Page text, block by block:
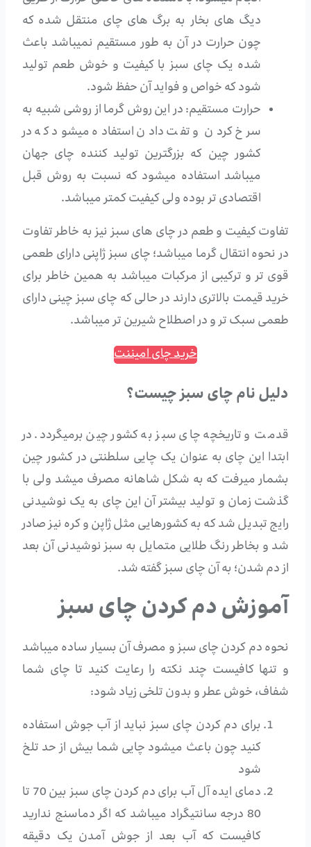
دیگ های بخار به برگ های چای منتقل شده که
چون حرارت در آن به طور مستقیم نمیباشد باعث
شده یک چای سبز با کیفیت و خوش طعم تولید
شود که خواص و فواید آن حفظ شود.
حرارت مستقیم: در این روش گرما از روشی شبیه به
سرخ کردن و تفت دادن استفاده میشود که در
کشور چین که بزرگترین تولید کننده چای جهان
میباشد استفاده میشود که نسبت به روش قبل
اقتصادی تر بوده ولی کیفیت کمتر میباشد.
تفاوت کیفیت و طعم در چای های سبز نیز به خاطر تفاوت
در نحوه انتقال گرما میباشد؛ چای سبز ژاپنی دارای طعمی
قوی تر و ترکیبی از مرکبات میباشد به همین خاطر برای
خرید قیمت بالاتری دارند در حالی که چای سبز چینی دارای
طعمی سبک تر و در اصطلاح شیرین تر میباشد.
خرید چای امیننت
دلیل نام چای سبز چیست؟
قدمت و تاریخچه چای سبز به کشور چین برمیگردد. در
ابتدا این چای به عنوان یک چایی سلطنتی در کشور چین
بشمار میرفت که به شکل شاهانه مصرف میشد ولی با
گذشت زمان و تولید بیشتر آن این چای به یک نوشیدنی
رایج تبدیل شد که به کشورهایی مثل ژاپن و کره نیز صادر
شد و بخاطر رنگ طلایی متمایل به سبز نوشیدنی آن بعد
از دم شدن؛ به آن چای سبز گفته شد.
آموزش دم کردن چای سبز
نحوه دم کردن چای سبز و مصرف آن بسیار ساده میباشد
و تنها کافیست چند نکته را رعایت کنید تا چای شما
شفاف، خوش عطر و بدون تلخی زیاد شود:
برای دم کردن چای سبز نباید از آب جوش استفاده
کنید چون باعث میشود چایی شما بیش از حد تلخ
شود
دمای ایده آل آب برای دم کردن چای سبز بین 70 تا
80 درجه سانتیگراد میباشد که اگر دماسنج ندارید
کافیست که آب بعد از جوش آمدن یک دقیقه